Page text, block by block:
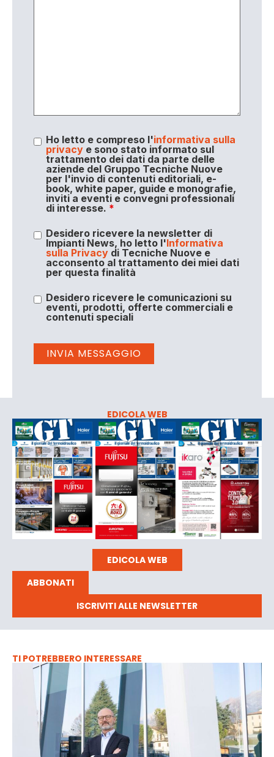
Ho letto e compreso l'informativa sulla
privacye sono stato informato sul
trattamento dei dati da parte delle
aziende del Gruppo Tecniche Nuove
per l'invio di contenuti editoriali, e-
book, white paper, guide e monografie,
inviti a eventi e convegni professionali
di interesse. *
Desidero ricevere la newsletter di
Impianti News, ho letto l'Informativa
sulla Privacydi Tecniche Nuove e
acconsento al trattamento dei miei dati
per questa finalità
Desidero ricevere le comunicazioni su
eventi, prodotti, offerte commerciali e
contenuti speciali
EDICOLA WEB
EDICOLA WEB
ABBONATI
ISCRIVITI ALLE NEWSLETTER
TI POTREBBERO INTERESSARE